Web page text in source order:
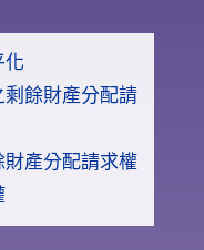
化
餘財產分配請
產分配請求權